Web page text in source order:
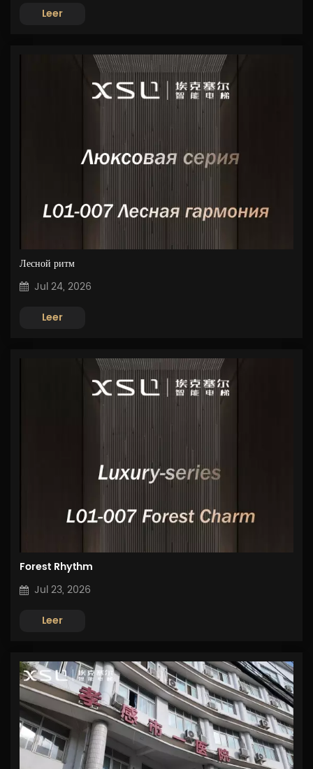
Leer
Лесной ритм
Jul 24, 2026
Leer
Forest Rhythm
Jul 23, 2026
Leer